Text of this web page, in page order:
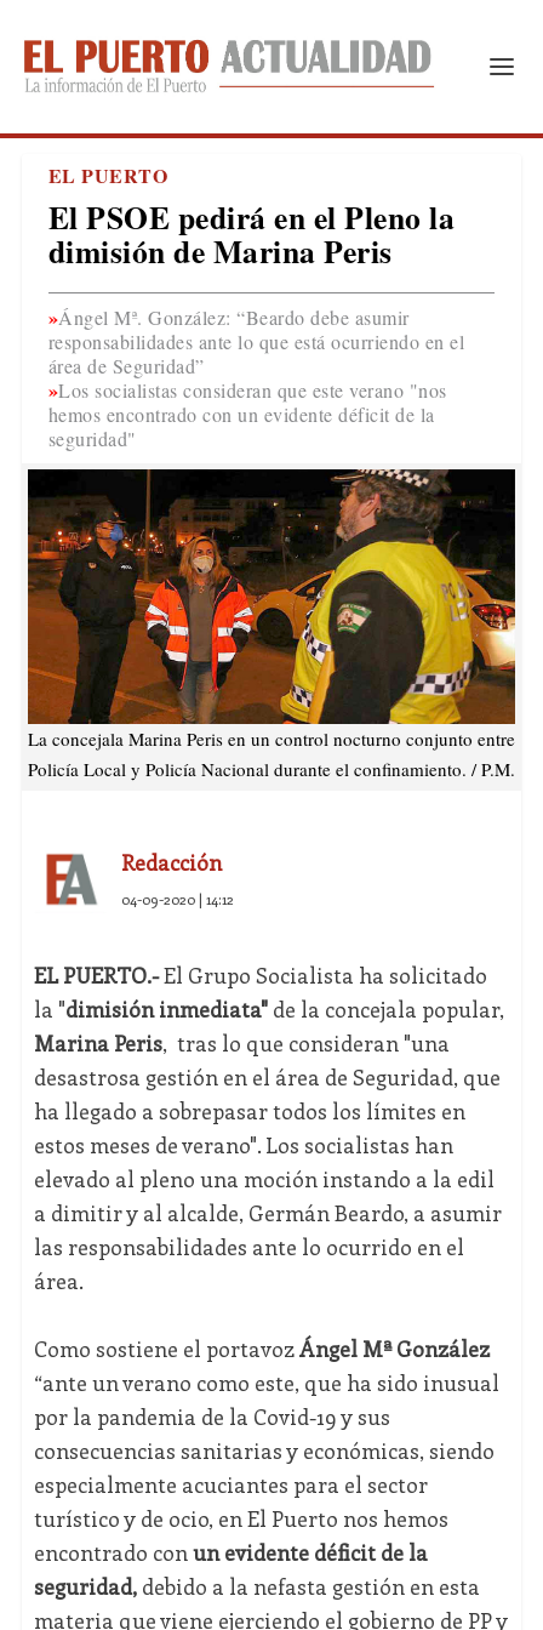
EL PUERTO
El PSOE pedirá en el Pleno la
dimisión de Marina Peris
Ángel Mª. González: “Beardo debe asumir
responsabilidades ante lo que está ocurriendo en el
área de Seguridad”
Los socialistas consideran que este verano "nos
hemos encontrado con un evidente déficit de la
seguridad"
La concejala Marina Peris en un control nocturno conjunto entre
Policía Local y Policía Nacional durante el confinamiento. / P.M.
Redacción
04-09-2020 | 14:12
EL PUERTO.-El Grupo Socialista ha solicitado
la "dimisión inmediata"de la concejala popular,
Marina Peris, tras lo que consideran "una
desastrosa gestión en el área de Seguridad, que
ha llegado a sobrepasar todos los límites en
estos meses de verano". Los socialistas han
elevado al pleno una moción instando a la edil
a dimitir y al alcalde, Germán Beardo, a asumir
las responsabilidades ante lo ocurrido en el
área.
Como sostiene el portavozÁngel Mª González
“ante un verano como este, que ha sido inusual
por la pandemia de la Covid-19 y sus
consecuencias sanitarias y económicas, siendo
especialmente acuciantes para el sector
turístico y de ocio, en El Puerto nos hemos
encontrado conun evidente déficit de la
seguridad,debido a la nefasta gestión en esta
materia que viene ejerciendo el gobierno de PP y